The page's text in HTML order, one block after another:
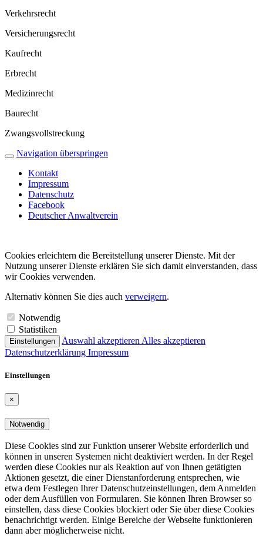
Verkehrsrecht
Versiche­rungsrecht
Kaufrecht
Erbrecht
Medizinrecht
Baurecht
Zwangs­voll­streckung
Navigation überspringen
Kontakt
Impressum
Datenschutz
Facebook
Deutscher Anwalt­verein
Cookies erleichtern die Bereit­stellung unserer Dienste. Mit der
Nutzung unserer Dienste erklären Sie sich damit einver­standen, dass
wir Cookies verwenden.
Alternativ können Sie dies auch verweigern.
Notwendig
Statistiken
Einstellungen Auswahl akzeptieren Alles akzeptieren
Datenschutz­er­klärung Impressum
Einstel­lungen
×
Notwendig
Diese Cookies sind zur Funktion unserer Website erforderlich und
können in unseren Systemen nicht deaktiviert werden. In der Regel
werden diese Cookies nur als Reaktion auf von Ihnen getätigten
Aktionen gesetzt, die einer Dienst­an­for­derung entsprechen, wie
etwa dem Festlegen Ihrer Datenschutz­ein­stel­lungen, dem Anmelden
oder dem Ausfüllen von Formularen. Sie können Ihren Browser so
einstellen, dass diese Cookies blockiert oder Sie über diese Cookies
benach­richtigt werden. Einige Bereiche der Webseite funktio­nieren
dann aber möglicherweise nicht.